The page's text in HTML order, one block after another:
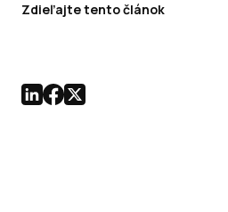
Zdieľajte tento článok